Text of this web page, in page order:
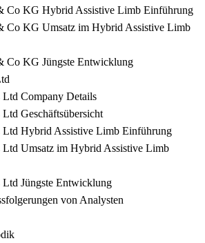
Co KG Hybrid Assistive Limb Einführung
Co KG Umsatz im Hybrid Assistive Limb
Co KG Jüngste Entwicklung
Company Details
Geschäftsübersicht
Ltd Hybrid Assistive Limb Einführung
Ltd Umsatz im Hybrid Assistive Limb
Jüngste Entwicklung
von Analysten